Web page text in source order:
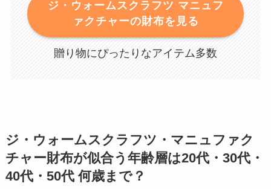
ジ・ウォームスクラフツ マニュフ
ァクチャーの財布を見る
贈り物にぴったりなアイテム多数
ジ・ウォームスクラフツ・マニュファク
チャー財布が似合う年齢層は20代・30代・
40代・50代 何歳まで？